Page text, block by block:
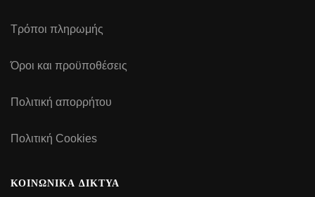
Τρόποι πληρωμής
Όροι και προϋποθέσεις
Πολιτική απορρήτου
Πολιτική Cookies
ΚΟΙΝΩΝΙΚΑ ΔΙΚΤΥΑ